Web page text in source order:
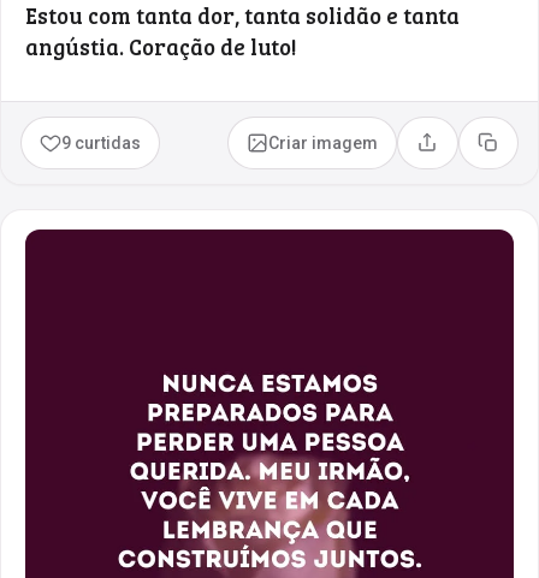
Estou com tanta dor, tanta solidão e tanta
angústia. Coração de luto!
9 curtidas Criar imagem Compartilhar
Copiar